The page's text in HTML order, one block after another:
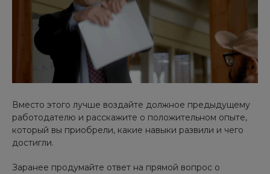
Вместо этого лучше воздайте должное предыдущему
работодателю и расскажите о положительном опыте,
который вы приобрели, какие навыки развили и чего
достигли.
Заранее продумайте ответ на прямой вопрос о